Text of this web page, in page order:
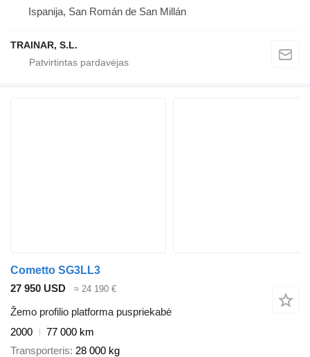
Ispanija, San Román de San Millán
TRAINAR, S.L.
Cometto SG3LL3
27 950 USD
≈ 24 190 €
Žemo profilio platforma puspriekabė
2000
77 000 km
Transporteris 28 000 kg